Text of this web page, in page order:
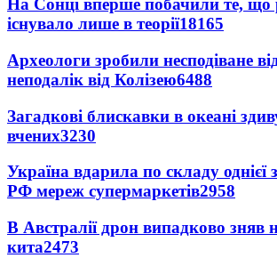
На Сонці вперше побачили те, що
існувало лише в теорії18165
Археологи зробили несподіване
неподалік від Колізею6488
Загадкові блискавки в океані
вчених3230
Україна вдарила по складу однієї
РФ мереж супермаркетів2958
В Австралії дрон випадково зняв
кита2473